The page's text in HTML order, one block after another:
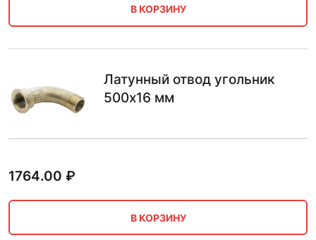
В КОРЗИНУ
Латунный отвод угольник
500х16 мм
1764.00 ₽
В КОРЗИНУ